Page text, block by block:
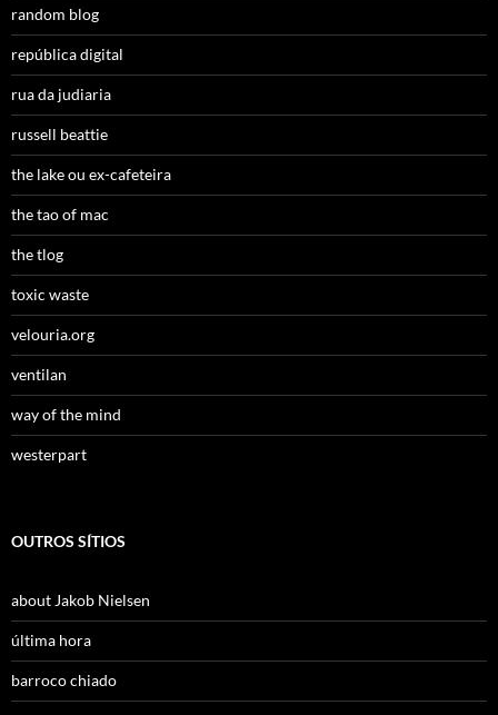
random blog
república digital
rua da judiaria
russell beattie
the lake ou ex-cafeteira
the tao of mac
the tlog
toxic waste
velouria.org
ventilan
way of the mind
westerpart
OUTROS SÍTIOS
about Jakob Nielsen
última hora
barroco chiado